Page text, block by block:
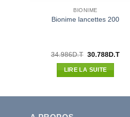
BIONIME
Bionime lancettes 200
34.986D.T Le
initial
était :
30.788D.TLe
LIRE LA SUITE